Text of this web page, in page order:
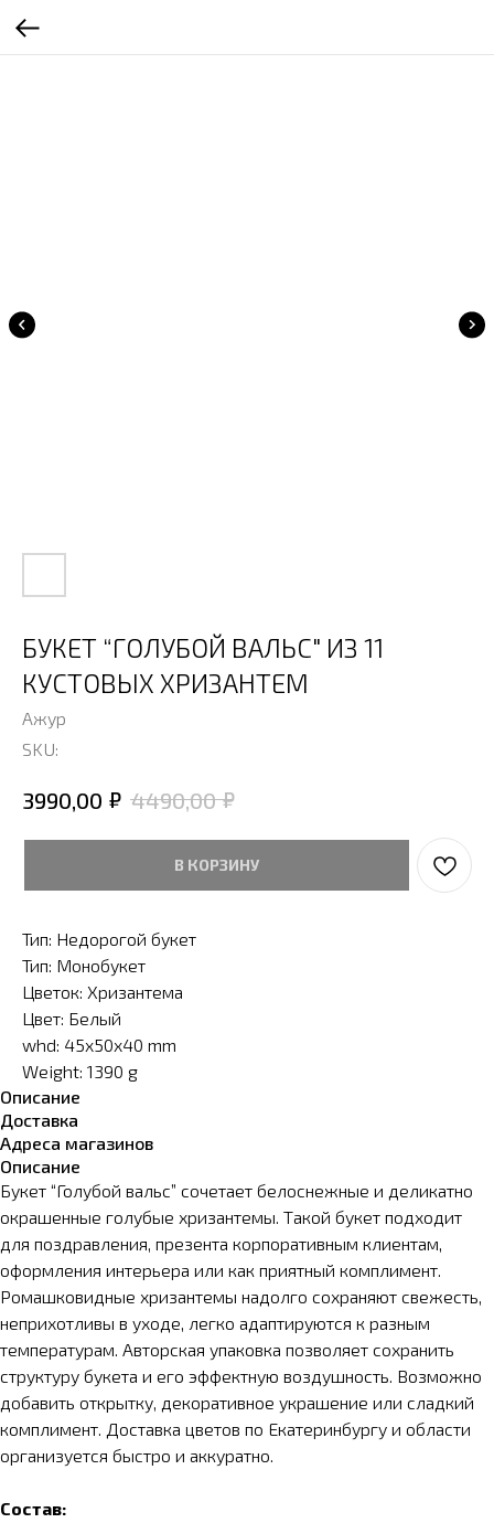
БУКЕТ “ГОЛУБОЙ ВАЛЬС" ИЗ 11
КУСТОВЫХ ХРИЗАНТЕМ
Ажур
SKU:
3990,00 ₽ 4490,00 ₽
В КОРЗИНУ
Тип: Недорогой букет
Тип: Монобукет
Цветок: Хризантема
Цвет: Белый
whd: 45x50x40 mm
Weight: 1390 g
Описание
Доставка
Адреса магазинов
Описание
Букет “Голубой вальс” сочетает белоснежные и деликатно
окрашенные голубые хризантемы. Такой букет подходит
для поздравления, презента корпоративным клиентам,
оформления интерьера или как приятный комплимент.
Ромашковидные хризантемы надолго сохраняют свежесть,
неприхотливы в уходе, легко адаптируются к разным
температурам. Авторская упаковка позволяет сохранить
структуру букета и его эффектную воздушность. Возможно
добавить открытку, декоративное украшение или сладкий
комплимент. Доставка цветов по Екатеринбургу и области
организуется быстро и аккуратно.
Состав: